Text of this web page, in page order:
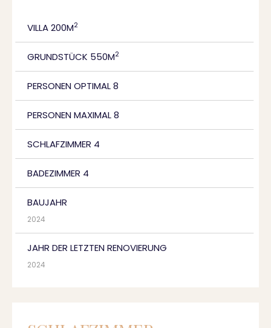
VILLA 200M2
GRUNDSTÜCK 550M2
PERSONEN OPTIMAL 8
PERSONEN MAXIMAL 8
SCHLAFZIMMER 4
BADEZIMMER 4
BAUJAHR
2024
JAHR DER LETZTEN RENOVIERUNG
2024